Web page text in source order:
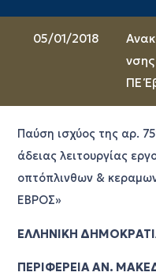
05/01/2018
ΠΕ
Παύση ισχύος της αρ.
άδειας λειτουργίας
οπτόπλινθων &
ΕΒΡΟΣ»
ΕΛΛΗΝΙΚΗ
ΠΕΡΙΦΕΡΕΙΑ ΑΝ.